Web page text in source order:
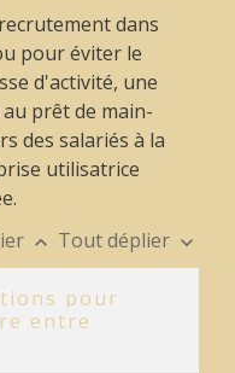
dans
pour éviter le
d'activité, une
prêt de main-
des salariés à la
utilisatrice
keyboard_arrow_up Tout déplier keyboard_arrow_down
pour
entre